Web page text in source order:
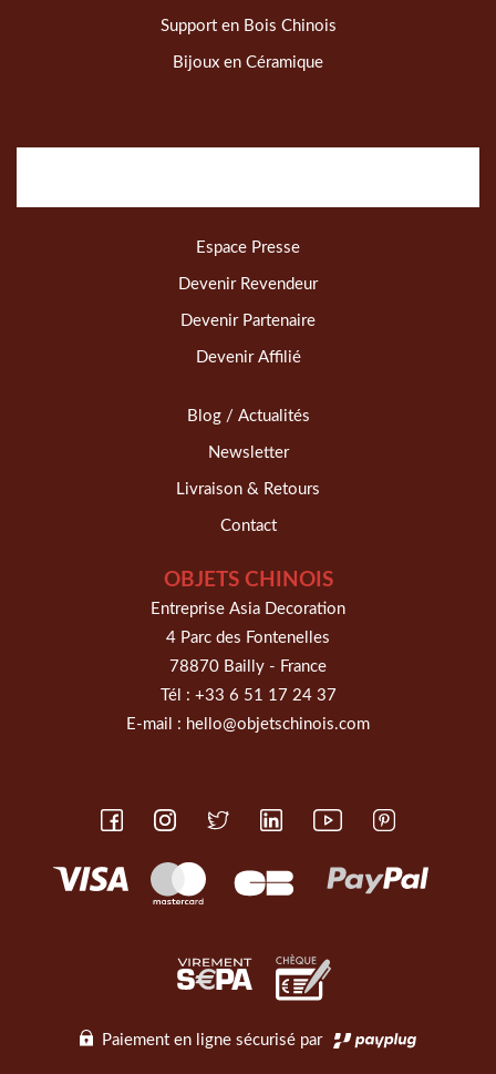
Support en Bois Chinois
Bijoux en Céramique
Espace Presse
Devenir Revendeur
Devenir Partenaire
Devenir Affilié
Blog / Actualités
Newsletter
Livraison & Retours
Contact
OBJETS CHINOIS
Entreprise Asia Decoration
4 Parc des Fontenelles
78870 Bailly - France
Tél : +33 6 51 17 24 37
E-mail : hello@objetschinois.com
Paiement en ligne sécurisé par